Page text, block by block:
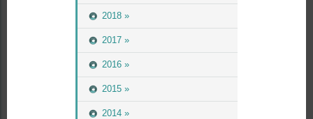
2018 »
2017 »
2016 »
2015 »
2014 »